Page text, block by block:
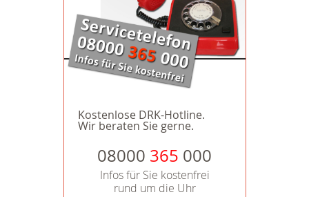
Kostenlose DRK-Hotline.
Wir beraten Sie gerne.
08000 365 000
Infos für Sie kostenfrei
rund um die Uhr